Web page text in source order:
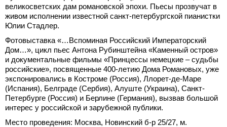
великосветских дам романовской эпохи. Пьесы прозвучат в
живом исполнении известной санкт-петербургской пианистки
Юлии Стадлер.
Фотовыставка «…Вспоминая Российский Императорский
Дом…», цикл пьес Антона Рубинштейна «Каменный остров»
и документальные фильмы «Принцессы немецкие – судьбы
российские», посвященные 400-летию Дома Романовых, уже
экспонировались в Костроме (Россия), Ллорет-де-Маре
(Испания), Белграде (Сербия), Алуште (Украина), Санкт-
Петербурге (Россия) и Берлине (Германия), вызвав большой
интерес у российской и зарубежной публики.
Место проведения: Москва, Новинский б-р 25/27, м.